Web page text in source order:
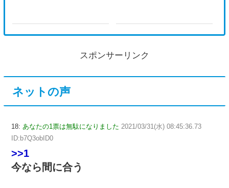
スポンサーリンク
ネットの声
18: あなたの1票は無駄になりました 2021/03/31(水) 08:45:36.73
ID:b7Q3obID0
>>1
今なら間に合う